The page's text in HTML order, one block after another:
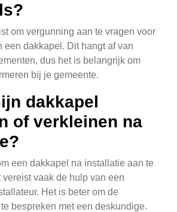
om vergunning aan te vragen voor
een dakkapel. Dit hangt af van
dus het is belangrijk om
bij je gemeente.
dakkapel
of verkleinen na
een dakkapel na installatie aan te
vereist vaak de hulp van een
Het is beter om de
bespreken met een deskundige.